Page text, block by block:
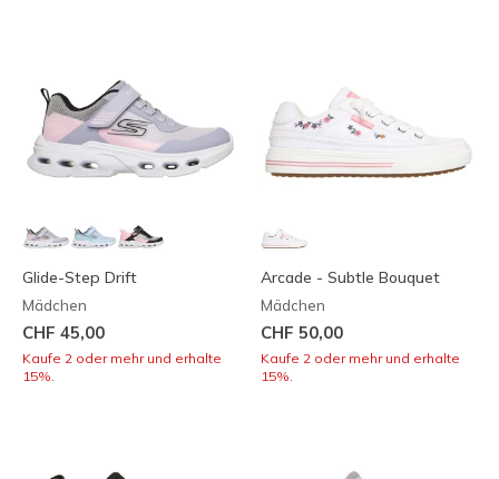
Glide-Step Drift
Mädchen
CHF 45,00
Kaufe 2 oder mehr und erhalte
15%.
Arcade - Subtle Bouquet
Mädchen
CHF 50,00
Kaufe 2 oder mehr und erhalte
15%.